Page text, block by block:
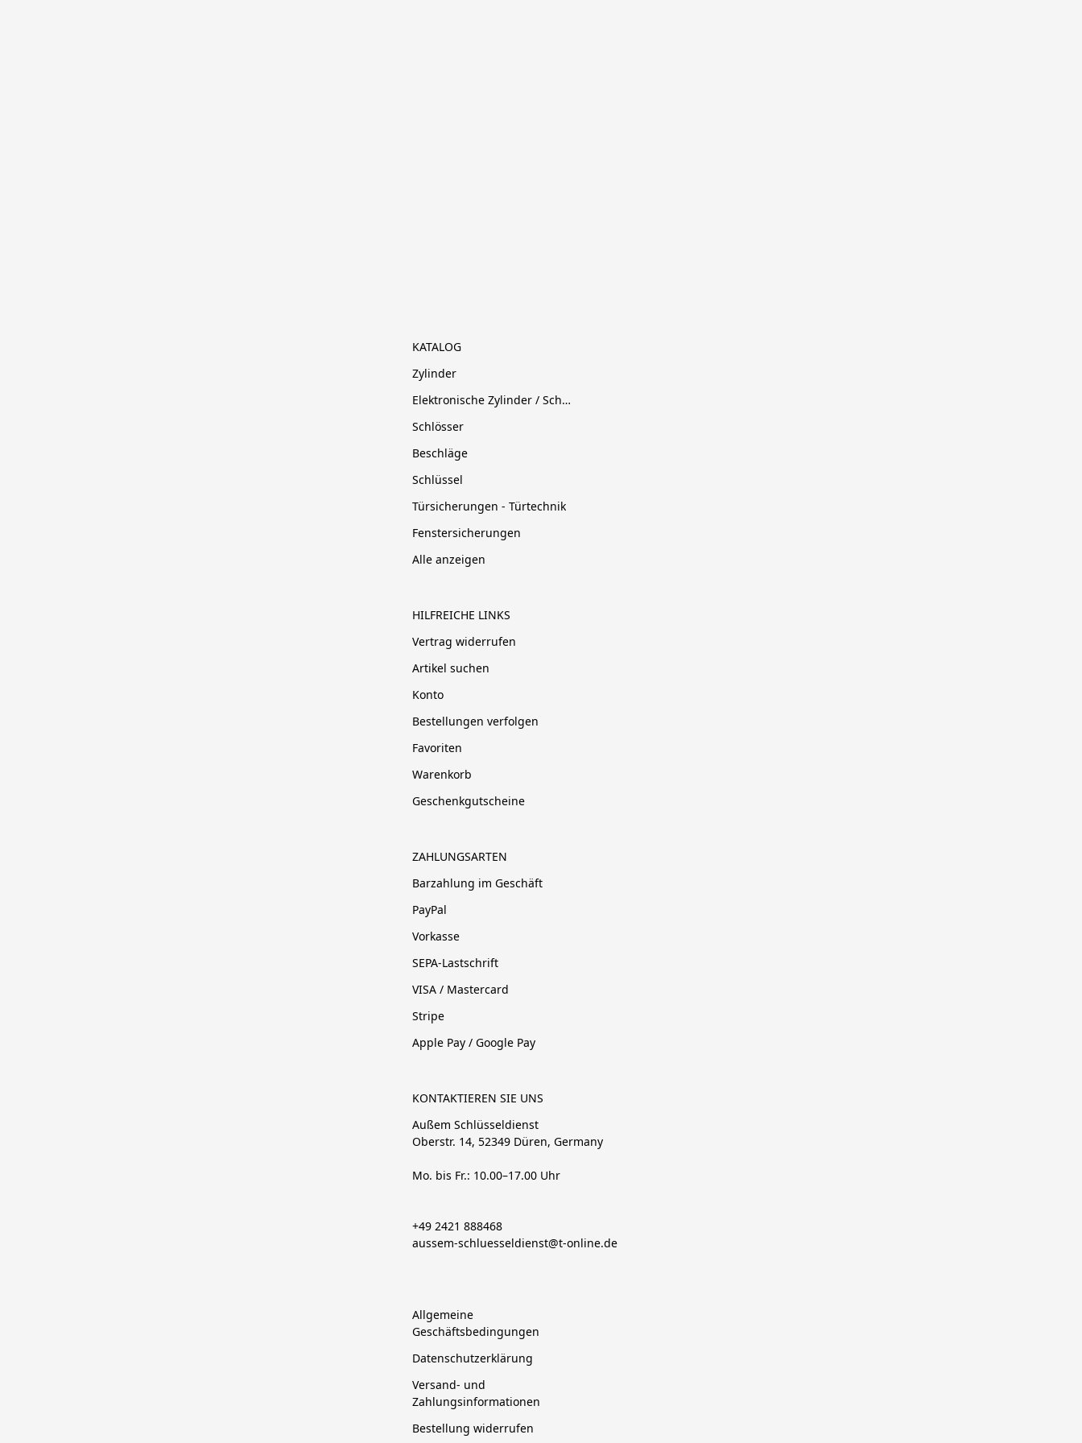
KATALOG
Zylinder
Elektronische Zylinder / Schließsysteme
Schlösser
Beschläge
Schlüssel
Türsicherungen - Türtechnik
Fenstersicherungen
Alle anzeigen
HILFREICHE LINKS
Vertrag widerrufen
Artikel suchen
Konto
Bestellungen verfolgen
Favoriten
Warenkorb
Geschenkgutscheine
ZAHLUNGSARTEN
Barzahlung im Geschäft
PayPal
Vorkasse
SEPA-Lastschrift
VISA / Mastercard
Stripe
Apple Pay / Google Pay
KONTAKTIEREN SIE UNS
Außem Schlüsseldienst
Oberstr. 14, 52349 Düren, Germany
Mo. bis Fr.: 10.00–17.00 Uhr
+49 2421 888468
aussem-schluesseldienst@t-online.de
Allgemeine
Geschäftsbedingungen
Datenschutzerklärung
Versand- und
Zahlungsinformationen
Bestellung widerrufen